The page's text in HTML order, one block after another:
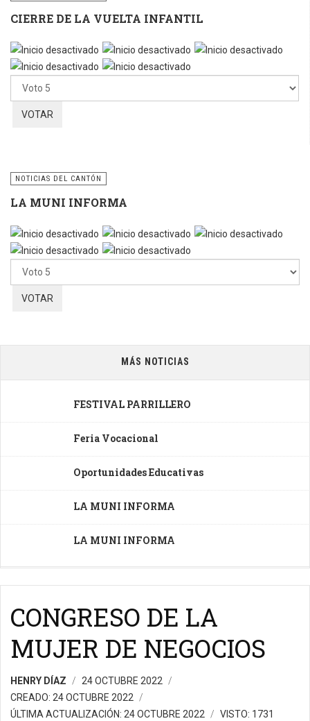
CIERRE DE LA VUELTA INFANTIL
vote
NOTICIAS DEL CANTÓN
LA MUNI INFORMA
vote
MÁS NOTICIAS
FESTIVAL PARRILLERO
Feria Vocacional
Oportunidades Educativas
LA MUNI INFORMA
LA MUNI INFORMA
CONGRESO DE LA
MUJER DE NEGOCIOS
HENRY DÍAZ
24 OCTUBRE 2022
CREADO: 24 OCTUBRE 2022
ÚLTIMA ACTUALIZACIÓN: 24 OCTUBRE 2022
VISTO: 1731